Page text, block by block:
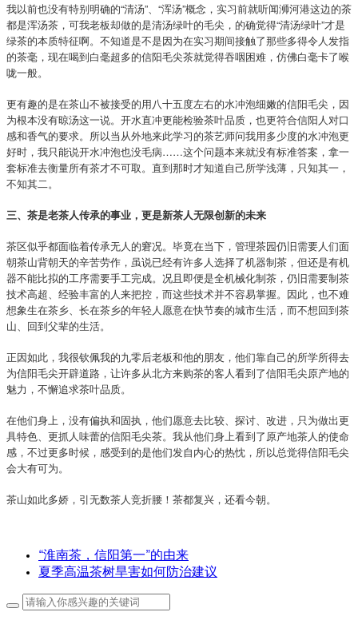
我以前也没有特别明确的“清汤”、“浑汤”概念，实习前就听闻浉河港这边的茶
都是浑汤茶，可我老板却做的是清汤绿叶的毛尖，的确觉得“清汤绿叶”才是
绿茶的本质特征啊。不知道是不是因为在实习期间接触了那些多得令人发指
的茶毫，现在喝到白毫超多的信阳毛尖茶就觉得吞咽困难，仿佛白毫卡了喉
咙一般。
更有趣的是在茶山不被接受的用八十五度左右的水冲泡细嫩的信阳毛尖，因
为根本没有晾汤这一说。开水直冲更能检验茶叶品质，也更符合信阳人对口
感和香气的要求。所以当从外地来此学习的茶艺师问我用多少度的水冲泡更
好时，我只能说开水冲泡也没毛病……这个问题本来就没有标准答案，拿一
套标准去衡量所有茶才不可取。直到那时才知道自己所学浅薄，只知其一，
不知其二。
三、茶是老茶人传承的事业，更是新茶人无限创新的未来
茶区似乎都面临着传承无人的窘况。毕竟在当下，管理茶园仍旧需要人们面
朝茶山背朝天的辛苦劳作，虽说已经有许多人选择了机器制茶，但还是有机
器不能比拟的工序需要手工完成。况且即便是全机械化制茶，仍旧需要制茶
技术高超、经验丰富的人来把控，而这些技术并不容易掌握。因此，也不难
想象生在茶乡、长在茶乡的年轻人愿意在快节奏的城市生活，而不想回到茶
山、回到父辈的生活。
正因如此，我很钦佩我的九零后老板和他的朋友，他们靠自己的所学所得去
为信阳毛尖开辟道路，让许多从北方来购茶的客人看到了信阳毛尖原产地的
魅力，不懈追求茶叶品质。
在他们身上，没有偏执和固执，他们愿意去比较、探讨、改进，只为做出更
具特色、更抓人味蕾的信阳毛尖茶。我从他们身上看到了原产地茶人的使命
感，不过更多时候，感受到的是他们发自内心的热忱，所以总觉得信阳毛尖
会大有可为。
茶山如此多娇，引无数茶人竞折腰！茶都复兴，还看今朝。
“淮南茶，信阳第一”的由来
夏季高温茶树旱害如何防治建议